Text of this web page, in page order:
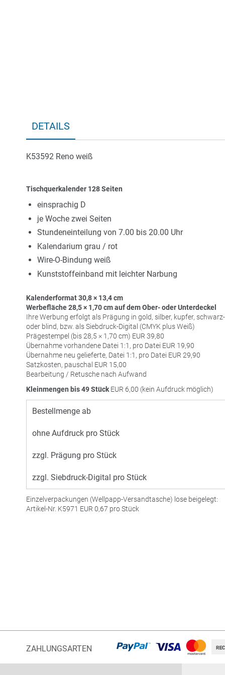
DETAILS
K53592 Reno weiß
Tischquerkalender 128 Seiten
einsprachig D
je Woche zwei Seiten
Stundeneinteilung von 7.00 bis 20.00 Uhr
Kalendarium grau / rot
Wire-O-Bindung weiß
Kunststoffeinband mit leichter Narbung
Kalenderformat 30,8 × 13,4 cm
Werbefläche 28,5 × 1,70 cm auf dem Ober- oder Unterdeckel
Ihre Werbung erfolgt als Prägung in gold, silber, kupfer,
oder blind, bzw. als Siebdruck-Digital (CMYK plus Weiß)
Prägestempel (bis 28,5 × 1,70 cm) EUR 39,80
Übernahme vorhandene Datei 1:1, pro Datei EUR 19,90
Übernahme neu gelieferte, Datei 1:1, pro Datei EUR 29,90
Satzkosten, pauschal EUR 15,00
Bearbeitung / Retusche nach Aufwand
Kleinmengen bis 49 Stück EUR 6,00 (kein Aufdruck möglich)
Bestellmenge ab
ohne Aufdruck pro Stück
zzgl. Prägung pro Stück
zzgl. Siebdruck-Digital pro Stück
Einzelverpackungen (Wellpapp-Versandtasche) lose beigelegt:
Artikel-Nr. K5971 EUR 0,67 pro Stück
ZAHLUNGSARTEN